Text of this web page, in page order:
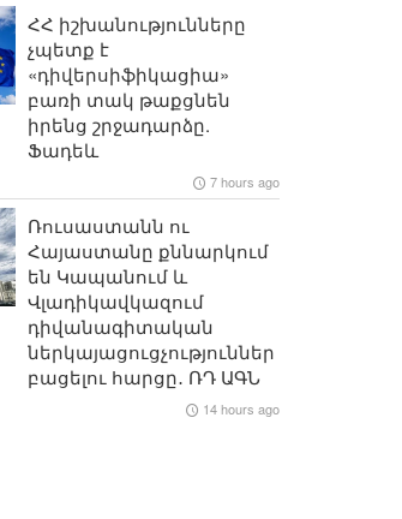
ՀՀ իշխանությունները
չպետք է
«դիվերսիֆիկացիա»
բառի տակ թաքցնեն
իրենց շրջադարձը.
Ֆադեև
7 hours ago
Ռուսաստանն ու
Հայաստանը քննարկում
են Կապանում և
Վլադիկավկազում
դիվանագիտական
ներկայացուցչություններ
բացելու հարցը․ ՌԴ ԱԳՆ
14 hours ago